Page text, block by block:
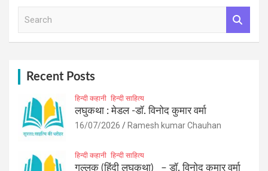
Recent Posts
हिन्दी कहानी हिन्दी साहित्य
लघुकथा : मेडल -डॉ. विनोद कुमार वर्मा
16/07/2026 Ramesh kumar Chauhan
हिन्दी कहानी हिन्दी साहित्य
गुल्लक (हिंदी लघुकथा) – डॉ. विनोद कुमार वर्मा